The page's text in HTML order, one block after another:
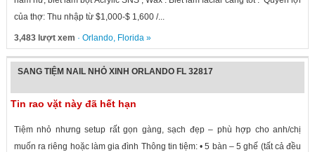
của thợ: Thu nhập từ $1,000-$ 1,600 /...
3,483 lượt xem · Orlando, Florida»
SANG TIỆM NAIL NHỎ XINH ORLANDO FL 32817
Tin rao vặt này đã hết hạn
Tiệm nhỏ nhưng setup rất gọn gàng, sạch đẹp – phù hợp cho anh/chị
muốn ra riêng hoặc làm gia đình Thông tin tiệm: • 5 bàn – 5 ghế (tất cả đều